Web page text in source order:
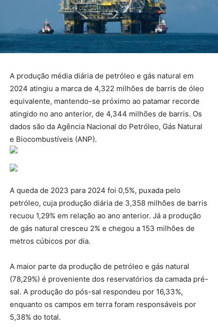
A produção média diária de petróleo e gás natural em
2024 atingiu a marca de 4,322 milhões de barris de óleo
equivalente, mantendo-se próximo ao patamar recorde
atingido no ano anterior, de 4,344 milhões de barris. Os
dados são da Agência Nacional do Petróleo, Gás Natural
e Biocombustíveis (ANP).
A queda de 2023 para 2024 foi 0,5%, puxada pelo
petróleo, cuja produção diária de 3,358 milhões de barris
recuou 1,29% em relação ao ano anterior. Já a produção
de gás natural cresceu 2% e chegou a 153 milhões de
metros cúbicos por dia.
A maior parte da produção de petróleo e gás natural
(78,29%) é proveniente dos reservatórios da camada pré-
sal. A produção do pós-sal respondeu por 16,33%,
enquanto os campos em terra foram responsáveis por
5,38% do total.